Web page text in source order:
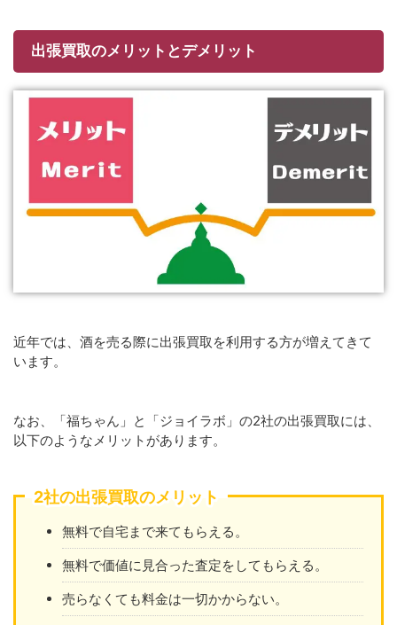
出張買取のメリットとデメリット
近年では、酒を売る際に出張買取を利用する方が増えてきて
います。
なお、「福ちゃん」と「ジョイラボ」の2社の出張買取には、
以下のようなメリットがあります。
2社の出張買取のメリット
無料で自宅まで来てもらえる。
無料で価値に見合った査定をしてもらえる。
売らなくても料金は一切かからない。